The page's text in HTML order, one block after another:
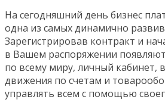
На сегодняшний день бизнес
одна из самых динамично
Зарегистрировав контракт и
в Вашем распоряжении
по всему миру, личный кабинет,
движения по счетам и
управлять всем с помощью